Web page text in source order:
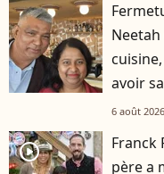
avoir
6 août 2026
player2
Franck
père a